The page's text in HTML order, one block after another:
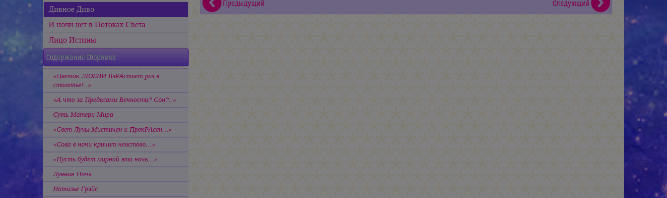
Дивное Диво
И ночи нет в Потоках Света…
Лицо Истины
Содержание Сборника
«Цветок ЛЮБВИ ВзРАстает раз в
столетье!..»
«А что за Пределами Вечности? Сон?..»
Суть Матери Мира
«Свет Луны Мистичен и ПрекРАсен…»
«Сова в ночи кричит неистово...»
«Пусть будет мирной эта ночь...»
Лунная Ночь
Наталье Грэйс
Предыдущий
Следующий